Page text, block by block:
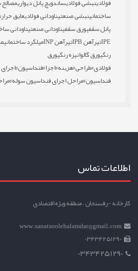
فولادینبشی فولادیساندویچ پانل دیواریمصالح
ساختمانینبشی صنعتیناودانی فولادیعایق
پانل سقفیورق سقفیناودانی صنعتیناودانی
IPEتیرآهن IPB تیرآهن INP میلگرد ساختمانی
رنگیورق گالوانیزه رنگیورق
فولادی#طراحی#هزینه#اجزا#فنداسیون
فنداسیون#مراحل اجرای فنداسیون سوله
اطلاعات تماس
کارخانه -رفسنجان ، منطقه ویژه اقتصادی
www.sanatsoolehalamdar@gmail.com
03434251290
03434251290